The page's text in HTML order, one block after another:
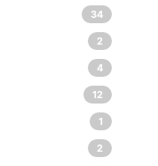
34
2
4
12
1
2